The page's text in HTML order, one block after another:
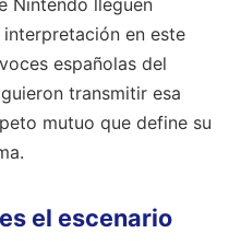
Nintendo lleguen
en este
españolas del
transmitir esa
mutuo que define su
el escenario